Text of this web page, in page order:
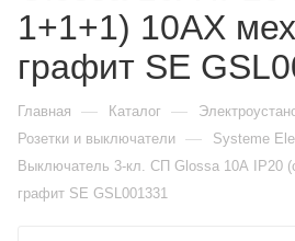
1+1+1) 10AX
графит SE
Главная — Каталог —
Розетки и выключатели — Systeme
Выключатель 3-кл. СП Glossa 10А IP20
графит SE GSL001331